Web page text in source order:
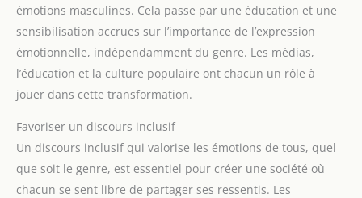
émotions masculines. Cela passe par une éducation et une
sensibilisation accrues sur l’importance de l’expression
émotionnelle, indépendamment du genre. Les médias,
l’éducation et la culture populaire ont chacun un rôle à
jouer dans cette transformation.
Favoriser un discours inclusif
Un discours inclusif qui valorise les émotions de tous, quel
que soit le genre, est essentiel pour créer une société où
chacun se sent libre de partager ses ressentis. Les